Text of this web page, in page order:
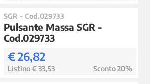
SGR - Cod.029733
Pulsante Massa SGR -
Cod.029733
€ 26,82
Listino€ 33,53 Sconto 20%